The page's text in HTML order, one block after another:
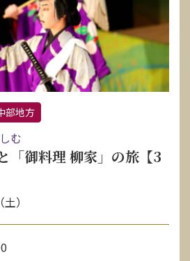
資料請求
にてお問い合わせ
部地方
む
「御料理 柳家」の旅【3
）